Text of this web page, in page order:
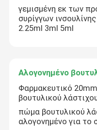
Σχετικά με εμάς
επαφή
γεμισμένη εκ των
συρίγγων
2.25ml 3ml 5ml
Αλογονημένο
Φαρμακευτικό
βουτυλικού
πώμα βουτυλικού
αλογονημένο για το